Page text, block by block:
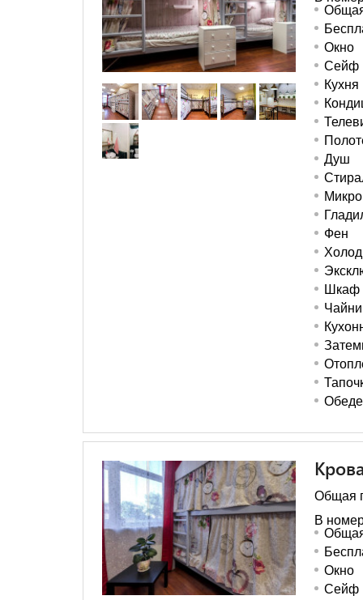
Окно
Сейф
Кухня
Душ
Фен
Шкаф
Общая
В
Окно
Сейф